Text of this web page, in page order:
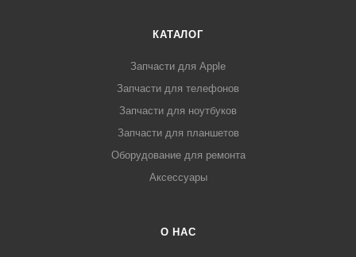
КАТАЛОГ
Запчасти для Apple
Запчасти для телефонов
Запчасти для ноутбуков
Запчасти для планшетов
Оборудование для ремонта
Аксессуары
О НАС